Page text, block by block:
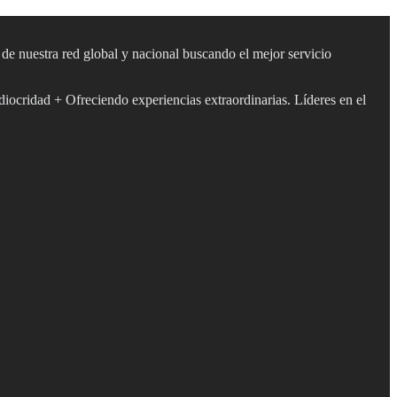
nuestra red global y nacional buscando el mejor servicio
+ Ofreciendo experiencias extraordinarias. Líderes en el